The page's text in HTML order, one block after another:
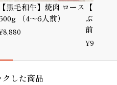
【黒毛和牛】焼肉 ロース
（4～6人前）
8,880
【黒毛
ぶ ロー
前）
¥9,880
した商品